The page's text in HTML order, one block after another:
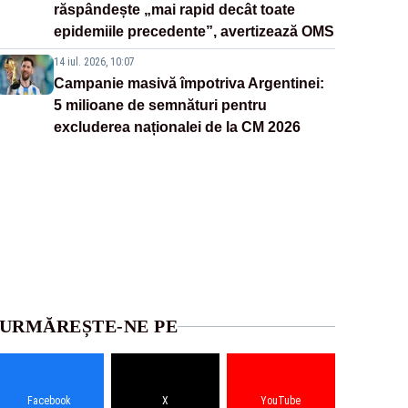
răspândește „mai rapid decât toate
epidemiile precedente”, avertizează OMS
14 iul. 2026, 10:07
Campanie masivă împotriva Argentinei:
5 milioane de semnături pentru
excluderea naționalei de la CM 2026
NE PE
Facebook X YouTube